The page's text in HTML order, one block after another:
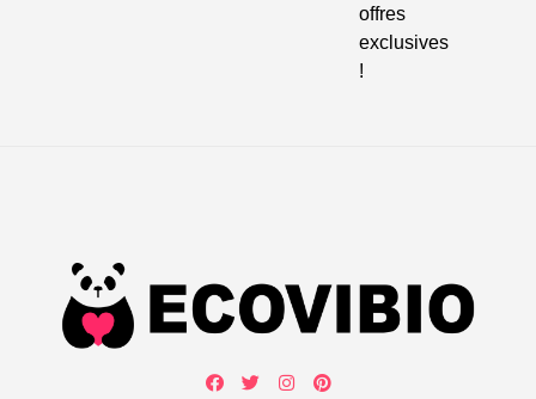
offres
exclusives
!